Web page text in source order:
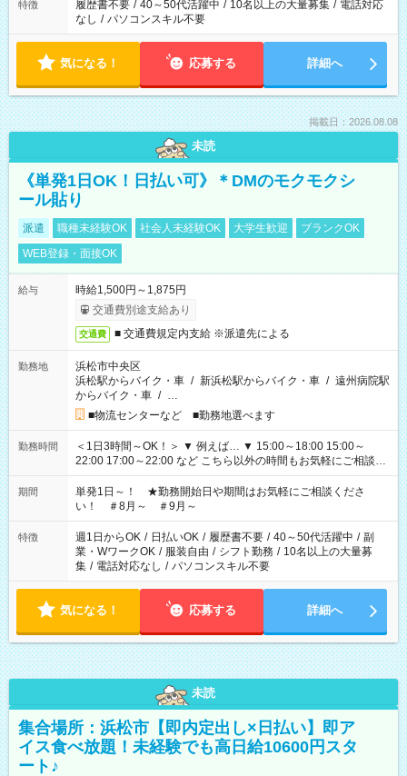
特徴 履歴書不要 / 40～50代活躍中 / 10名以上の大量募集 / 電話対応
なし / パソコンスキル不要
気になる！ 応募する 詳細へ
掲載日：2026.08.08
未読
《単発1日OK！日払い可》＊DMのモクモクシ
ール貼り
派遣 職種未経験OK 社会人未経験OK 大学生歓迎
ブランクOK
WEB登録・面接OK
給与
時給1,500円～1,875円
交通費別途支給あり
交通費 ■ 交通費規定内支給 ※派遣先による
勤務地
浜松市中央区
浜松駅からバイク・車 / 新浜松駅からバイク・車 / 遠州病院駅
からバイク・車 / …
■物流センターなど ■勤務地選べます
勤務時間
＜1日3時間～OK！＞ ▼ 例えば… ▼ 15:00～18:00 15:00～
22:00 17:00～22:00 など こちら以外の時間もお気軽にご相談く
ださい！
期間
単発1日～！ ★勤務開始日や期間はお気軽にご相談くださ
い！ ＃8月～ ＃9月～
特徴 週1日からOK / 日払いOK / 履歴書不要 / 40～50代活躍中 / 副
業・WワークOK / 服装自由 / シフト勤務 / 10名以上の大量募
集 / 電話対応なし / パソコンスキル不要
気になる！ 応募する 詳細へ
未読
集合場所：浜松市【即内定出し×日払い】即ア
イス食べ放題！未経験でも高日給10600円スタ
ート♪